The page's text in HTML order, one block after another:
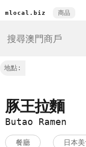
mlocal.biz 商品
地點:
豚王拉麵
Butao Ramen
餐廳 日本